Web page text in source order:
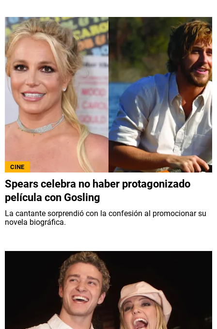
CINE
Spears celebra no haber protagonizado
película con Gosling
La cantante sorprendió con la confesión al promocionar su
novela biográfica.